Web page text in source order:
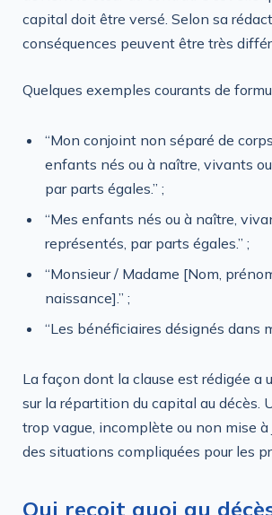
capital doit être versé. Selon sa
conséquences peuvent être très
Quelques exemples courants de
“Mon conjoint non séparé de
enfants nés ou à naître, vivants
par parts égales.” ;
“Mes enfants nés ou à naître,
représentés, par parts égales.” ;
“Monsieur / Madame [Nom,
naissance].” ;
“Les bénéficiaires désignés dans
La façon dont la clause est rédigée a
sur la répartition du capital au décès.
trop vague, incomplète ou non mise à
des situations compliquées pour les
Qui reçoit quoi au